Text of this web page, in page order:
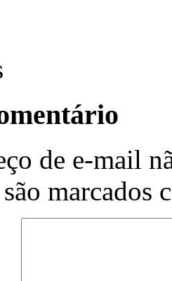
de e-mail
marcados